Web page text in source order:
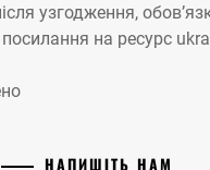
узгодження,
посилання на ресурс
НАПИШІТЬ НАМ